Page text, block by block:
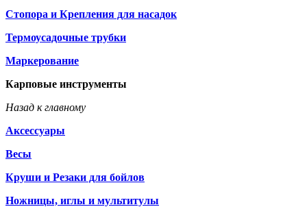
Стопора и Крепления для насадок
Термоусадочные трубки
Маркерование
Карповые инструменты
Назад к главному
Аксессуары
Весы
Круши и Резаки для бойлов
Ножницы, иглы и мультитулы